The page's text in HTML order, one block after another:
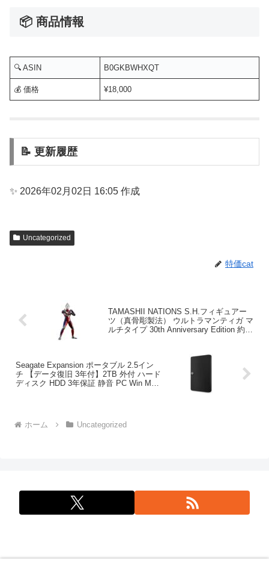
📦 商品情報
🔍 ASIN B0GKBWHXQT
💰 価格 ¥18,000
📝 更新履歴
✨ 2026年02月02日 16:05 作成
Uncategorized
特価cat
TAMASHII NATIONS S.H.フィギュアー
ツ（真骨彫製法） ウルトラマンティガ マ
ルチタイプ 30th Anniversary Edition 約
Seagate Expansion ポータブル 2.5イン
チ 【データ復旧 3年付】2TB 外付 ハード
ディスク HDD 3年保証 静音 PC Win Mac
ホーム Uncategorized